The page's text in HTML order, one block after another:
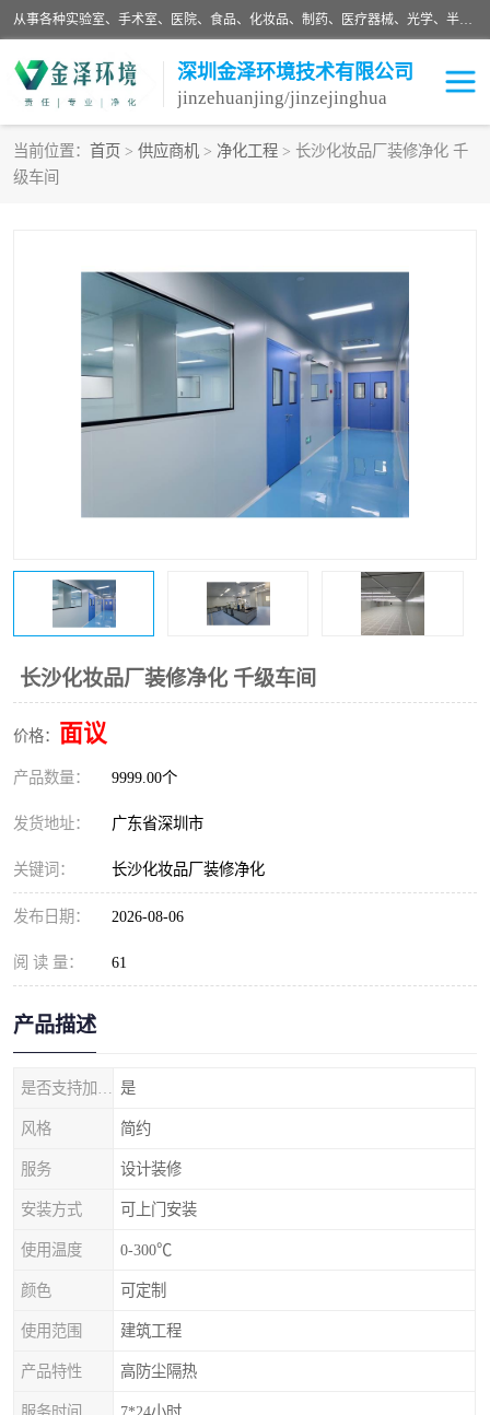
从事各种实验室、手术室、医院、食品、化妆品、制药、医疗器械、光学、半导体、精密电子等无尘车间行业的洁净车间装修设计、净化设备、恒温恒湿空调的设计制作与安装、净化系统工程项目施工及其技术支持服务。
深圳金泽环境技术有限公司
jinzehuanjing/jinzejinghua
当前位置： 首页 > 供应商机 > 净化工程 > 长沙化妆品厂装修净化 千
级车间
长沙化妆品厂装修净化 千级车间
价格： 面议
产品数量： 9999.00个
发货地址： 广东省深圳市
关键词： 长沙化妆品厂装修净化
发布日期： 2026-08-06
阅 读 量： 61
产品描述
是
风格 简约
服务 设计装修
安装方式 可上门安装
使用温度 0-300℃
颜色 可定制
使用范围 建筑工程
产品特性 高防尘隔热
耗材
GMP车间净化
医药车间净化 生命工程
生物实验室 食品饮料
光电车间
过滤器